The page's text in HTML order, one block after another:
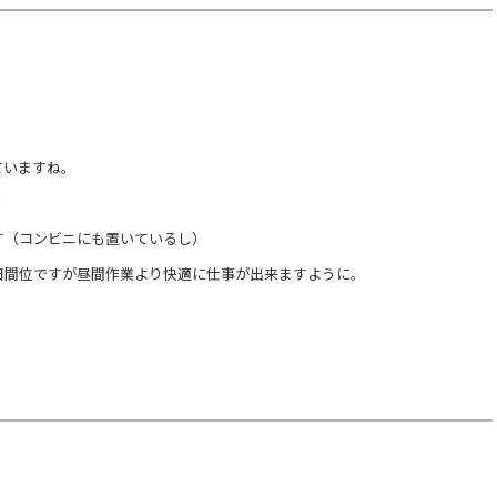
ますね。
コンビニにも置いているし）
位ですが昼間作業より快適に仕事が出来ますように。